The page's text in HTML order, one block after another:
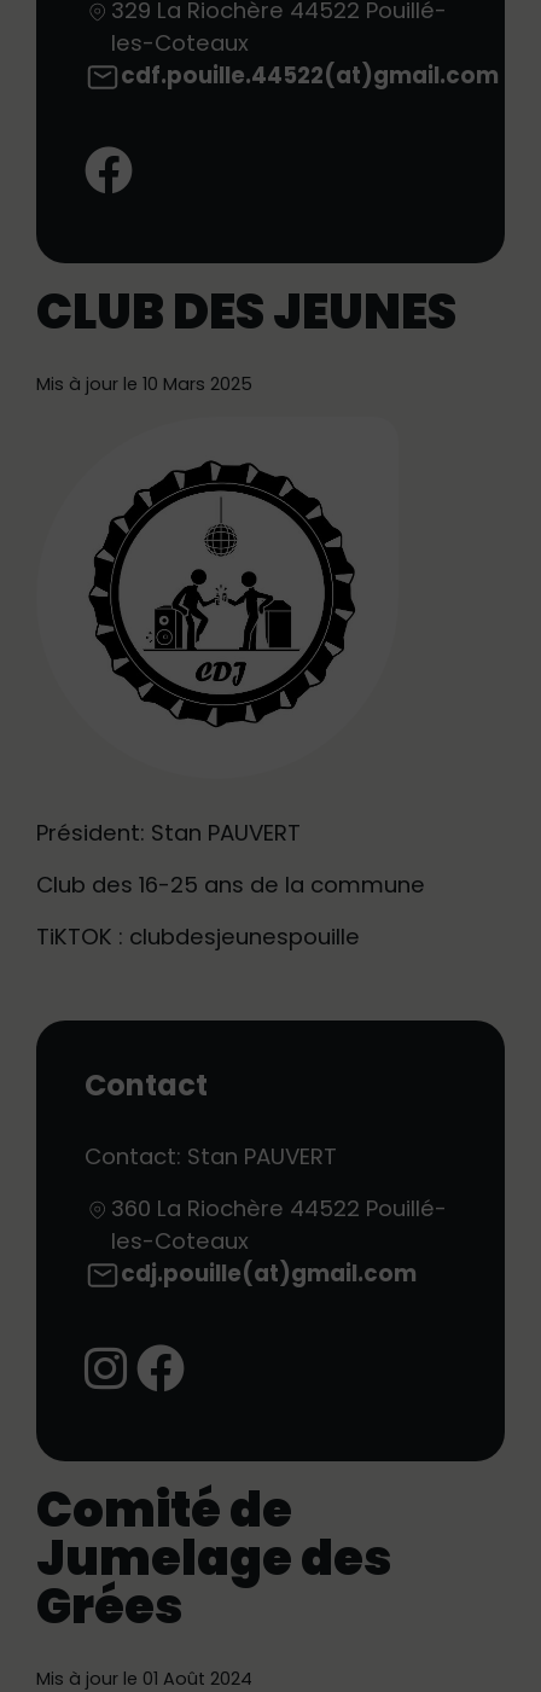
329 La Riochère 44522 Pouillé-
les-Coteaux
cdf.pouille.44522(at)gmail.com
Facebook:
CLUB DES JEUNES
Mis à jour le 10 Mars 2025
Président: Stan PAUVERT
Club des 16-25 ans de la commune
TiKTOK : clubdesjeunespouille
Contact
Contact: Stan PAUVERT
360 La Riochère 44522 Pouillé-
les-Coteaux
cdj.pouille(at)gmail.com
: Facebook:
Comité de
Jumelage des
Grées
Mis à jour le 01 Août 2024